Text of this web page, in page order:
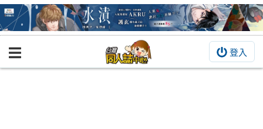
登入
BOOKY書集倉庫